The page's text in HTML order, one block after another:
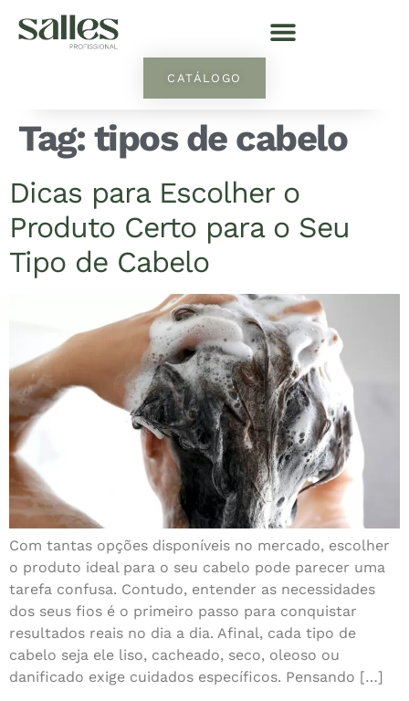
CATÁLOGO
Tag: tipos de cabelo
Dicas para Escolher o
Produto Certo para o Seu
Tipo de Cabelo
Com tantas opções disponíveis no mercado, escolher
o produto ideal para o seu cabelo pode parecer uma
tarefa confusa. Contudo, entender as necessidades
dos seus fios é o primeiro passo para conquistar
resultados reais no dia a dia. Afinal, cada tipo de
cabelo seja ele liso, cacheado, seco, oleoso ou
danificado exige cuidados específicos. Pensando […]